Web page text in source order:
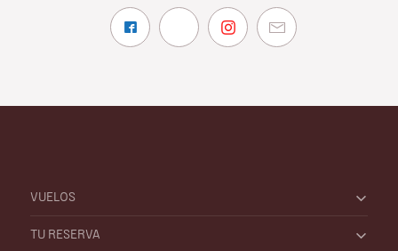
VUELOS
TU RESERVA